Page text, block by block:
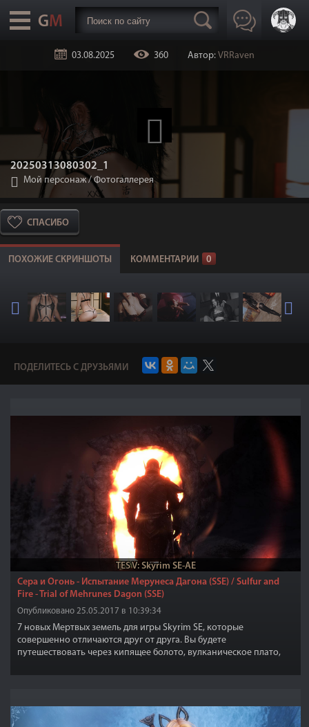
03.08.2025 360 Автор: VRRaven
20250313080302_1
Мой персонаж/Фотогаллерея
СПАСИБО
ПОХОЖИЕ СКРИНШОТЫ КОММЕНТАРИИ 0
ПОДЕЛИТЕСЬ С ДРУЗЬЯМИ
TES V: Skyrim SE-AE
Сера и Огонь - Испытание Мерунеса Дагона (SSE) / Sulfur and
Fire - Trial of Mehrunes Dagon (SSE)
Опубликовано 25.05.2017 в 10:39:34
7 новых Мертвых земель для игры Skyrim SE, которые
совершенно отличаются друг от друга. Вы будете
путешествовать через кипящее болото, вулканическое плато,